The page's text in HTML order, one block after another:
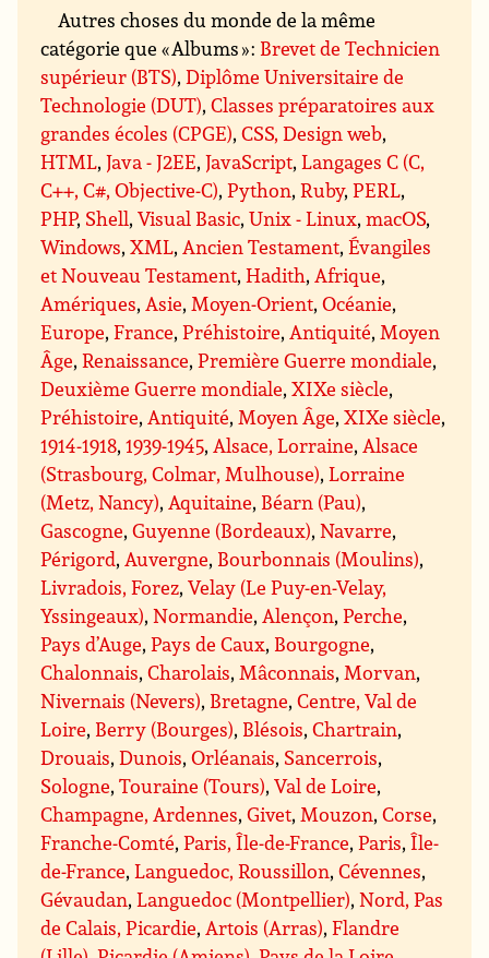
Autres choses du monde de la même
catégorie que « Albums » : Brevet de Technicien
supérieur (BTS),Diplôme Universitaire de
Technologie (DUT),Classes préparatoires aux
grandes écoles (CPGE),CSS, Design web,
HTML,Java - J2EE,JavaScript,Langages C (C,
C++, C#, Objective-C),Python,Ruby,PERL,
PHP, Shell,Visual Basic,Unix - Linux,macOS,
Windows,XML, Ancien Testament,Évangiles
et Nouveau Testament,Hadith, Afrique,
Amériques, Asie, Moyen-Orient,Océanie,
Europe,France,Préhistoire, Antiquité, Moyen
Âge,Renaissance,Première Guerre mondiale,
Deuxième Guerre mondiale,XIXe siècle,
Préhistoire, Antiquité, Moyen Âge,XIXe siècle,
1914-1918,1939-1945, Alsace, Lorraine, Alsace
(Strasbourg, Colmar, Mulhouse),Lorraine
(Metz, Nancy), Aquitaine, Béarn (Pau),
Gascogne,Guyenne (Bordeaux),Navarre,
Périgord, Auvergne, Bourbonnais (Moulins),
Livradois, Forez,Velay (Le Puy-en-Velay,
Yssingeaux),Normandie, Alençon,Perche,
Pays d’Auge,Pays de Caux, Bourgogne,
Chalonnais,Charolais, Mâconnais, Morvan,
Nivernais (Nevers), Bretagne,Centre, Val de
Loire, Berry (Bourges), Blésois,Chartrain,
Drouais,Dunois,Orléanais, Sancerrois,
Sologne,Touraine (Tours),Val de Loire,
Champagne, Ardennes,Givet, Mouzon,Corse,
Franche-Comté,Paris, Île-de-France,Paris,Île-
de-France,Languedoc, Roussillon,Cévennes,
Gévaudan,Languedoc (Montpellier),Nord, Pas
de Calais, Picardie, Artois (Arras),Flandre